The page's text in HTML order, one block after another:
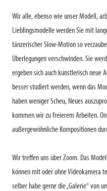
Wir alle, ebenso wie unser Modell,
Lieblingsmodelle werden Sie mit
tänzerischer Slow-Motion so
Überlegungen verschwinden. Sie
ergeben sich auch künstlerisch neue
besser studiert werden, wenn das
haben weniger Scheu, Neues
kommen wir zu freierem Arbeiten.
außergewöhnliche Kompositionen
Wir treffen uns über Zoom. Das
können mit oder ohne Videokamera
selber habe gerne die „Galerie“ von